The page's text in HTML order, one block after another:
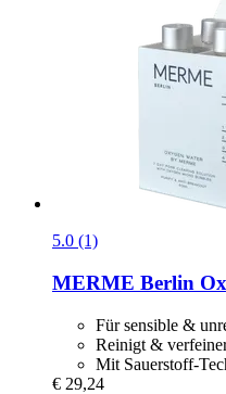
5.0 (1)
MERME Berlin
Für sensible &
Reinigt &
Mit Sauerstoff-
€ 29,24